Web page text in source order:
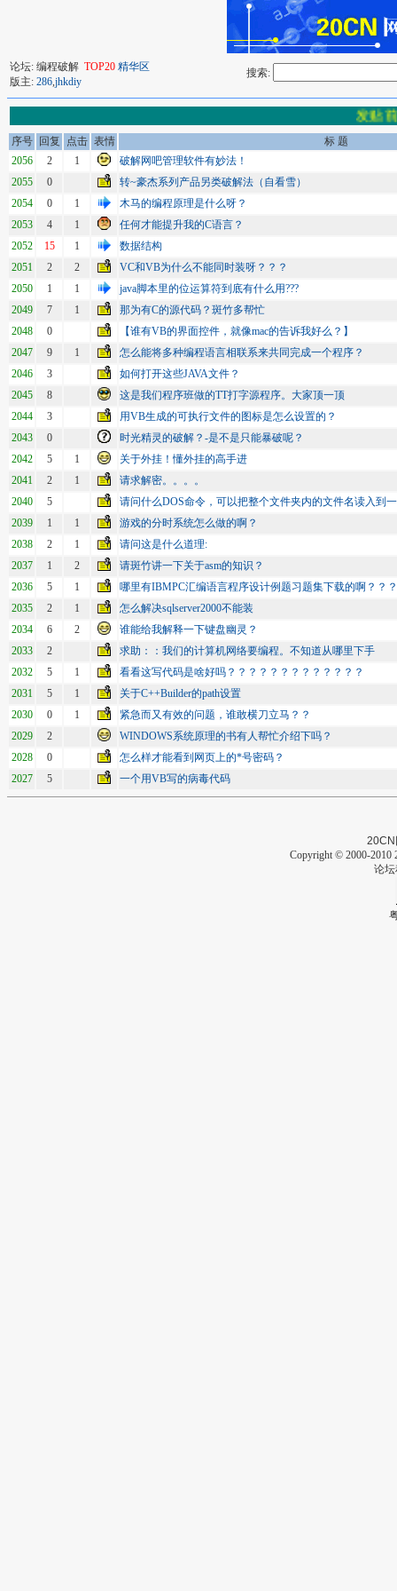
论坛: 编程破解 TOP20 精华区
版主: 286,jhkdiy
搜索:
发贴
序号 回复 点击 表情
标 题
2056
2 1
破解网吧管理软件有妙法！
2055
0
转~豪杰系列产品另类破解法（自看雪）
2054
0 1
木马的编程原理是什么呀？
2053
4 1
任何才能提升我的C语言？
2052
15 1
数据结构
2051
2 2
VC和VB为什么不能同时装呀？？？
2050
1 1
java脚本里的位运算符到底有什么用???
2049
7 1
那为有C的源代码？斑竹多帮忙
2048
0
【谁有VB的界面控件，就像mac的告诉我好么？】
2047
9 1
怎么能将多种编程语言相联系来共同完成一个程序？
2046
3
如何打开这些JAVA文件？
2045
8
这是我们程序班做的TT打字源程序。大家顶一顶
2044
3
用VB生成的可执行文件的图标是怎么设置的？
2043
0
时光精灵的破解？-是不是只能暴破呢？
2042
5 1
关于外挂！懂外挂的高手进
2041
2 1
请求解密。。。。
2040
5
请问什么DOS命令，可以把整个文件夹内的文件名读入到
2039
1 1
游戏的分时系统怎么做的啊？
2038
2 1
请问这是什么道理:
2037
1 2
请斑竹讲一下关于asm的知识？
2036
5 1
哪里有IBMPC汇编语言程序设计例题习题集下载的啊？？
2035
2 1
怎么解决sqlserver2000不能装
2034
6 2
谁能给我解释一下键盘幽灵？
2033
2
求助：：我们的计算机网络要编程。不知道从哪里下手
2032
5 1
看看这写代码是啥好吗？？？？？？？？？？？？？
2031
5 1
关于C++Builder的path设置
2030
0 1
紧急而又有效的问题，谁敢横刀立马？？
2029
2
WINDOWS系统原理的书有人帮忙介绍下吗？
2028
0
怎么样才能看到网页上的*号密码？
2027
5 一个用VB写的病毒代码
20CN
Copyright © 2000-2010
论